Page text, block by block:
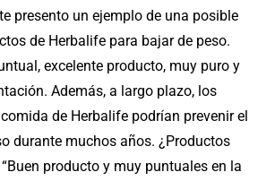
presento un ejemplo de una posible
de Herbalife para bajar de peso.
excelente producto, muy puro y
Además, a largo plazo, los
de Herbalife podrían prevenir el
durante muchos años. ¿Productos
producto y muy puntuales en la